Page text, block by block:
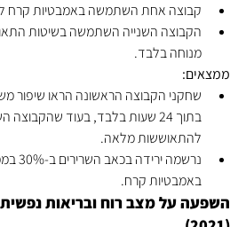
קבוצה אחת השתמשה באמבטיות קרח
הקבוצה השנייה השתמשה בשיטות
מנוחה בלבד.
ממצאים:
שחקני הקבוצה הראשונה הראו שיפור
להתאוששות מלאה.
באמבטיות קרח.
השפעה על מצב רוח ובריאות נפשית